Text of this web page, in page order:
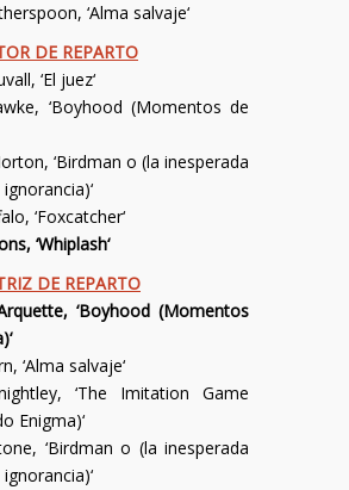
, ‘Alma salvaje‘
DE REPARTO
, ‘El juez‘
, ‘Boyhood (Momentos de
, ‘Birdman o (la inesperada
‘
, ‘Foxcatcher‘
, ‘Whiplash‘
DE REPARTO
, ‘Boyhood (Momentos
‘
, ‘Alma salvaje‘
, ‘The Imitation Game
Enigma)‘
, ‘Birdman o (la inesperada
‘